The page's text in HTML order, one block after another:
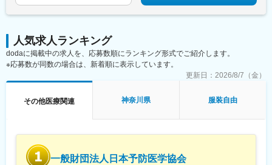
人気求人ランキング
dodaに掲載中の求人を、応募数順にランキング形式でご紹介します。
※応募数が同数の場合は、新着順に表示しています。
更新日： 2026/8/7（金）
その他医療関連 神奈川県 服装自由
一般財団法人日本予防医学協会